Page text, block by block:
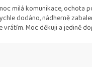
milá komunikace, ochota
dodáno, nádherně
vrátím. Moc děkuji a jedině